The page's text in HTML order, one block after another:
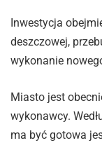
Inwestycja
deszczowej,
wykonanie
Miasto jest
wykonawcy.
ma być gotowa